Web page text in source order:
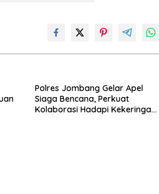
Polres Jombang Gelar Apel
Siaga Bencana, Perkuat
Kolaborasi Hadapi Kekeringan